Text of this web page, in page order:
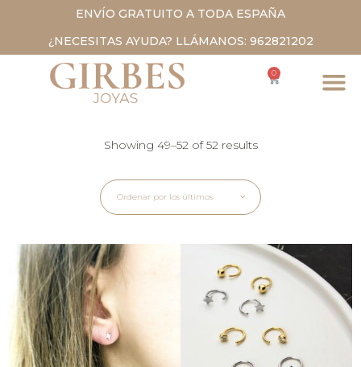
ENVÍO GRATUITO A TODA ESPAÑA
¿NECESITAS AYUDA? LLÁMANOS: 962821202
0
Showing 49–52 of 52 results
Ordenar por los últimos